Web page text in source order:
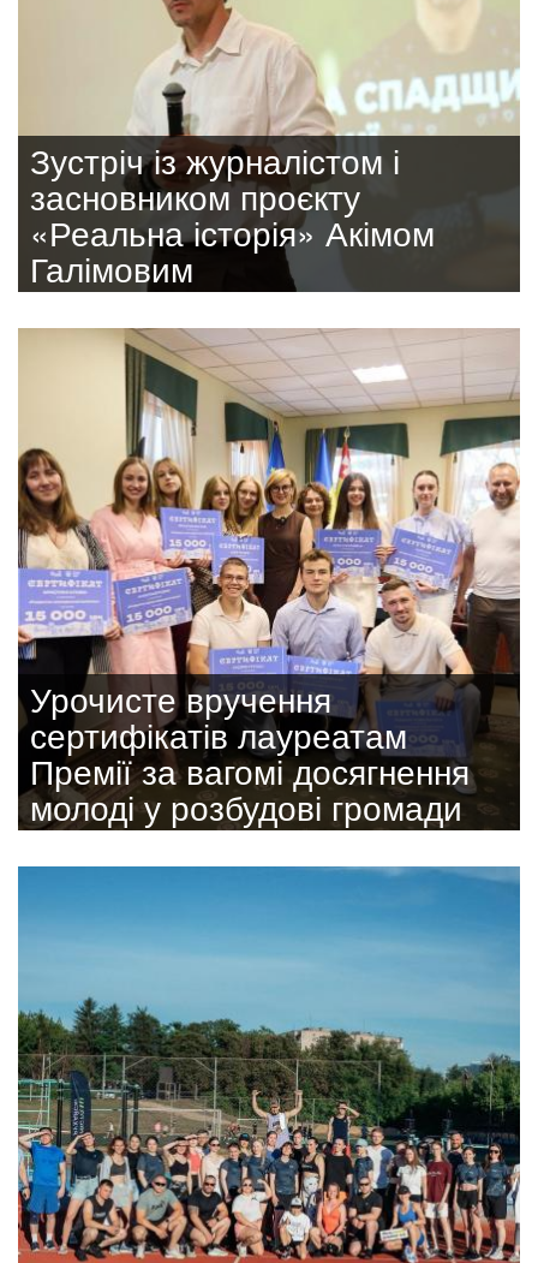
Зустріч із журналістом і
засновником проєкту
«Реальна історія» Акімом
Галімовим
Урочисте вручення
сертифікатів лауреатам
Премії за вагомі досягнення
молоді у розбудові громади